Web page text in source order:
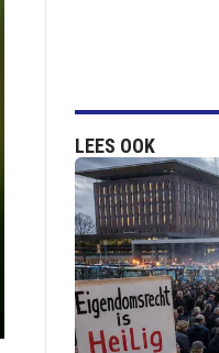
LEES OOK